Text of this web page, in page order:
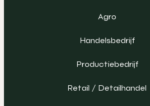
Agro
Handelsbedrijf
Productiebedrijf
Retail / Detailhandel